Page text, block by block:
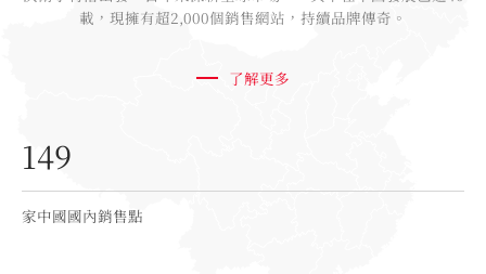
載，現擁有超2,000個銷售網站，持續品牌傳奇。
了解更多
149
家中國國內銷售點